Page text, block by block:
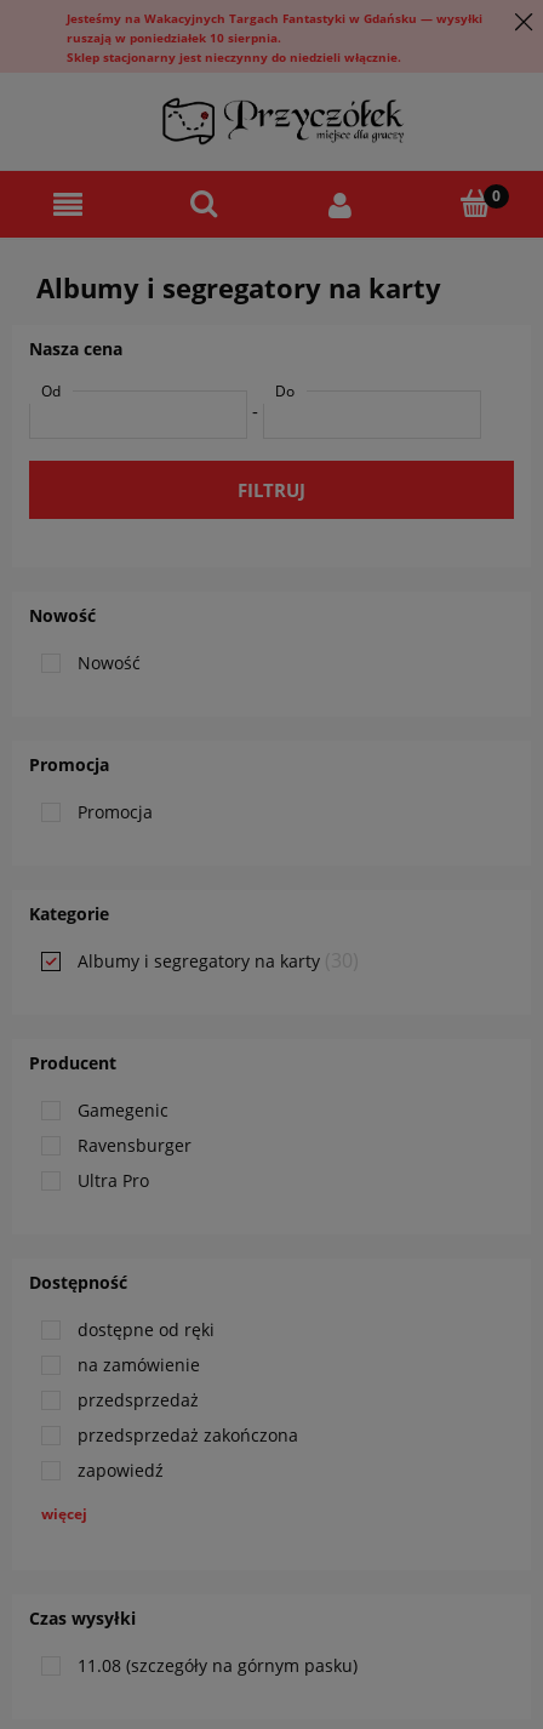
Jesteśmy na Wakacyjnych Targach Fantastyki w Gdańsku — wysyłki
ruszają w poniedziałek 10 sierpnia.
Sklep stacjonarny jest nieczynny do niedzieli włącznie.
Albumy i segregatory na karty
Nowość
Nowość
Promocja
Promocja
Kategorie
Albumy i segregatory na karty
Producent
Gamegenic
Ravensburger
Ultra Pro
Dostępność
dostępne od ręki
na zamówienie
przedsprzedaż
przedsprzedaż zakończona
zapowiedź
więcej
Czas wysyłki
11.08 (szczegóły na górnym pasku)
Nasza cena
Od
-
Do
FILTRUJ